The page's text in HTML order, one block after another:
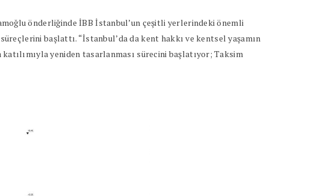
önderliğinde İBB İstanbul’un çeşitli yerlerindeki önemli
başlattı. “İstanbul’da da kent hakkı ve kentsel yaşamın
yeniden tasarlanması sürecini başlatıyor; Taksim